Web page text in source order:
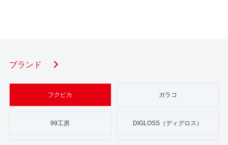
ブランド
フクピカ ガラコ
99工房 DIGLOSS（ディグロス）